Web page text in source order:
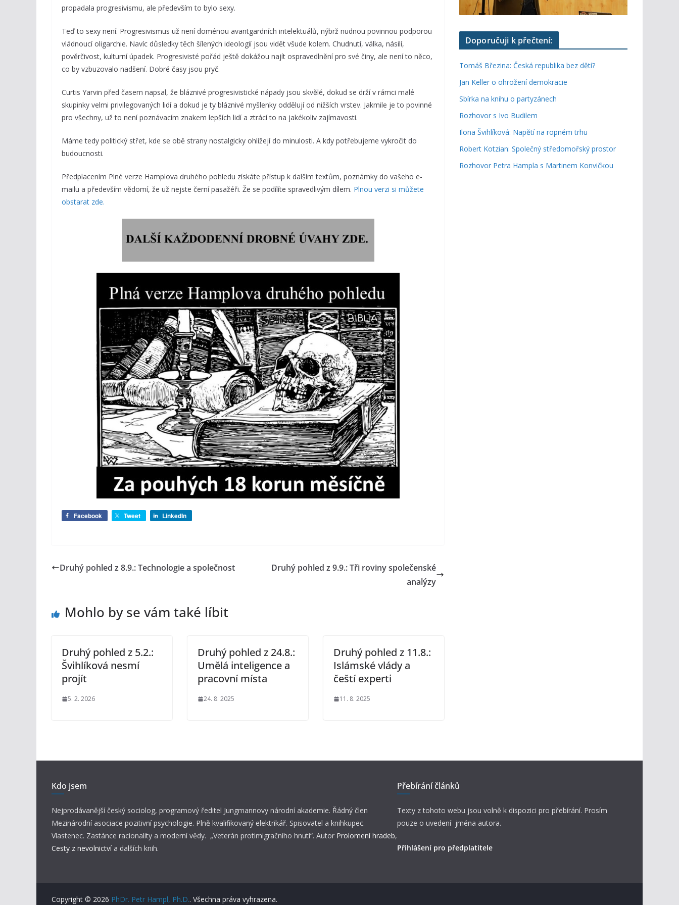
propadala progresivismu, ale především to bylo sexy.
Teď to sexy není. Progresivismus už není doménou avantgardních intelektuálů, nýbrž nudnou povinnou podporou
vládnoucí oligarchie. Navíc důsledky těch šílených ideologií jsou vidět všude kolem. Chudnutí, válka, násilí,
pověrčivost, kulturní úpadek. Progresivisté pořád ještě dokážou najít ospravedlnění pro své činy, ale není to něco,
co by vzbuzovalo nadšení. Dobré časy jsou pryč.
Curtis Yarvin před časem napsal, že bláznivé progresivistické nápady jsou skvělé, dokud se drží v rámci malé
skupinky velmi privilegovaných lidí a dokud je ty bláznivé myšlenky oddělují od nižších vrstev. Jakmile je to povinné
pro všechny, už to není poznávacím znakem lepších lidí a ztrácí to na jakékoliv zajímavosti.
Máme tedy politický střet, kde se obě strany nostalgicky ohlížejí do minulosti. A kdy potřebujeme vykročit do
budoucnosti.
Předplacením Plné verze Hamplova druhého pohledu získáte přístup k dalším textům, poznámky do vašeho e-
mailu a především vědomí, že už nejste černí pasažéři. Že se podílíte spravedlivým dílem. Plnou verzi si můžete
obstarat zde.
Facebook Tweet LinkedIn
Druhý pohled z 8.9.: Technologie a společnost
Druhý pohled z 9.9.: Tři roviny společenské
analýzy
Mohlo by se vám také líbit
Druhý pohled z 5.2.:
Švihlíková nesmí
projít
5. 2. 2026
Druhý pohled z 24.8.:
Umělá inteligence a
pracovní místa
24. 8. 2025
Druhý pohled z 11.8.:
Islámské vlády a
čeští experti
11. 8. 2025
Doporučuji k přečtení:
Tomáš Březina: Česká republika bez dětí?
Jan Keller o ohrožení demokracie
Sbírka na knihu o partyzánech
Rozhovor s Ivo Budilem
Ilona Švihlíková: Napětí na ropném trhu
Robert Kotzian: Společný středomořský prostor
Rozhovor Petra Hampla s Martinem Konvičkou
Kdo jsem
Nejprodávanější český sociolog, programový ředitel Jungmannovy národní akademie. Řádný člen
Mezinárodní asociace pozitivní psychologie. Plně kvalifikovaný elektrikář. Spisovatel a knihkupec.
Vlastenec. Zastánce racionality a moderní vědy. „Veterán protimigračního hnutí“. Autor Prolomení hradeb,
Cesty z nevolnictví a dalších knih.
Přebírání článků
Texty z tohoto webu jsou volně k dispozici pro přebírání. Prosím
pouze o uvedení jména autora.
Přihlášení pro předplatitele
Copyright © 2026 PhDr. Petr Hampl, Ph.D.. Všechna práva vyhrazena.